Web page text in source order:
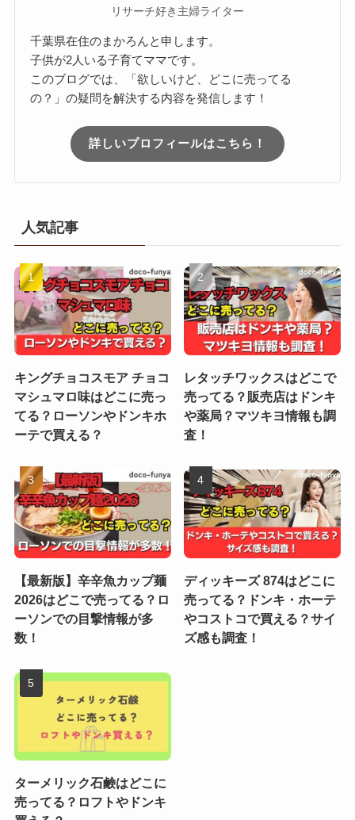
リサーチ好き主婦ライター
千葉県在住のまかろんと申します。
子供が2人いる子育てママです。
このブログでは、「欲しいけど、どこに売ってる
の？」の疑問を解決する内容を発信します！
詳しいプロフィールはこちら！
人気記事
キングチョコスモア チョコ
マシュマロ味はどこに売っ
てる？ローソンやドンキホ
ーテで買える？
レタッチワックスはどこで
売ってる？販売店はドンキ
や薬局？マツキヨ情報も調
査！
【最新版】辛辛魚カップ麺
2026はどこで売ってる？ロ
ーソンでの目撃情報が多
数！
ディッキーズ 874はどこに
売ってる？ドンキ・ホーテ
やコストコで買える？サイ
ズ感も調査！
ターメリック石鹸はどこに
売ってる？ロフトやドンキ